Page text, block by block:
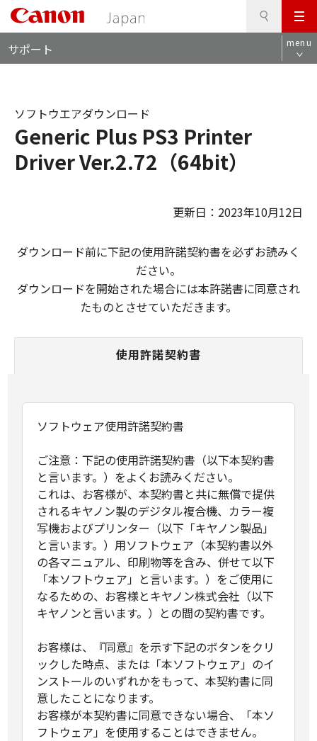
メ
ニ
ュ
サポート menu
Generic Plus PS3 Printer
Driver Ver.2.72（64bit）
ソフトウエアダウンロード
更新日：2023年10月12日
ダウンロード前に下記の使用許諾契約書を必ずお読みく
ださい。
ダウンロードを開始された場合には本許諾書に同意され
たものとさせていただきます。
使用許諾契約書
ソフトウェア使用許諾契約書
ご注意：下記の使用許諾契約書（以下本契約書
と言います。）をよくお読みください。
これは、お客様が、本契約書と共に無償で提供
されるキヤノン製のデジタル複合機、カラー複
写機およびプリンター（以下「キヤノン製品」
と言います。）用ソフトウェア（本契約書以外
の各マニュアル、印刷物等を含み、併せて以下
「本ソフトウェア」と言います。）をご使用に
なるための、お客様とキヤノン株式会社（以下
キヤノンと言います。）との間の契約書です。
お客様は、『同意』を示す下記のボタンをクリ
ックした時点、または「本ソフトウェア」のイ
ンストールのいずれかをもって、本契約書に同
意したことになります。
お客様が本契約書に同意できない場合、「本ソ
フトウェア」を使用することはできません。